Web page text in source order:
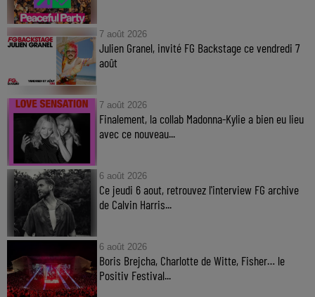
7 août 2026
Julien Granel, invité FG Backstage ce vendredi 7
août
7 août 2026
Finalement, la collab Madonna-Kylie a bien eu lieu
avec ce nouveau...
6 août 2026
Ce jeudi 6 aout, retrouvez l'interview FG archive
de Calvin Harris...
6 août 2026
Boris Brejcha, Charlotte de Witte, Fisher… le
Positiv Festival...